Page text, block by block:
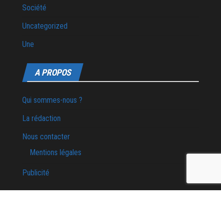
Société
Uncategorized
Une
A PROPOS
Qui sommes-nous ?
La rédaction
Nous contacter
Mentions légales
Publicité